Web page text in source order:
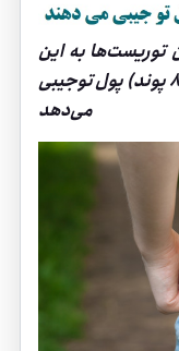
توریست‌ها به این
شهر در سوئیس، به آنان ۱۰۰ فرانک (۸۴ پوند) پول توجیبی
می‌دهد